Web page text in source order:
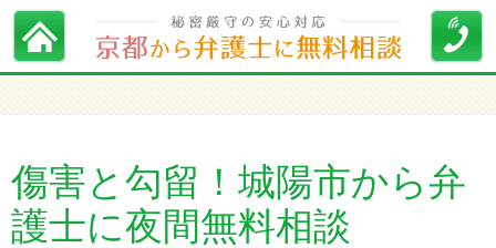
傷害と勾留！城陽市から弁
護士に夜間無料相談